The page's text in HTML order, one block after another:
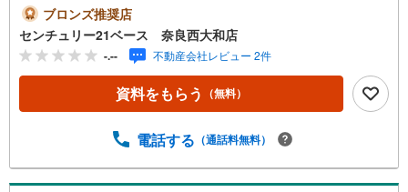
時間でもご見学可！・今から見たい！というお声にもご対
応できます！◇住宅ローンもお任せください！◇・提携銀
行多数あり（地方銀行・都市銀行・信用金庫etc）・優遇後
適用金利 0.875％～（審査内容により異なります）--- ◇◇
Yahoo！不動産キャンペーン対象店舗 ◇◇ ----当店で物件を
成約いただくとPayPayボーナスライトがもらえる【Yaho
「資料をもらう」「見学予約をする」からエントリーくだ
わせください。-----------------------------
ブロンズ推奨店
センチュリー21ベース 奈良西大和店
-.-- 不動産会社レビュー 2件
資料をもらう （無料）
電話する （通話料無料）